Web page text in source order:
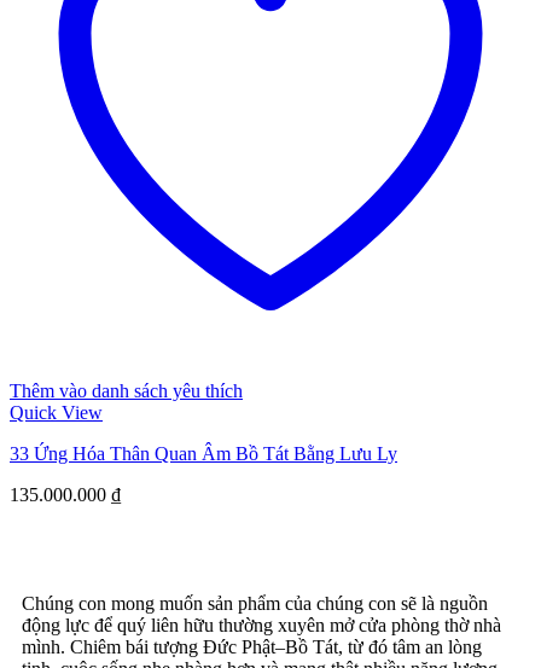
Thêm vào danh sách yêu thích
Quick View
33 Ứng Hóa Thân Quan Âm Bồ Tát Bằng Lưu Ly
135.000.000 ₫
Chúng con mong muốn sản phẩm của chúng con sẽ là nguồn
động lực để quý liên hữu thường xuyên mở cửa phòng thờ nhà
mình. Chiêm bái tượng Đức Phật–Bồ Tát, từ đó tâm an lòng